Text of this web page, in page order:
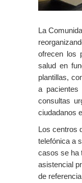
La
ofrecen los
salud en
plantillas,
a
consultas
ciudadanos
Los centros
telefónica a
casos se ha
asistencial
de